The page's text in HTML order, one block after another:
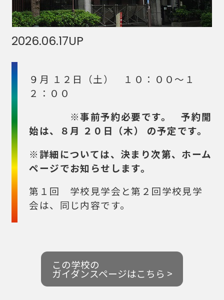
2026.06.17UP
９月 １２日（土） １０：００～１
２：００
※事前予約必要です。 予約開
始は、８月 ２０日（木） の予定です。
※詳細については、決まり次第、ホーム
ページでお知らせします。
第１回 学校見学会と第２回学校見学
会は、同じ内容です。
この学校の
ガイダンスページはこちら >